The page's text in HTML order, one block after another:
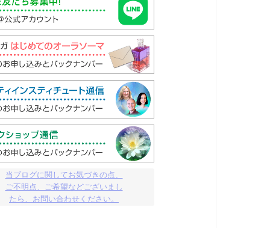
当ブログに関してお気づきの点、
ご不明点、ご希望などございまし
たら、お問い合わせください。